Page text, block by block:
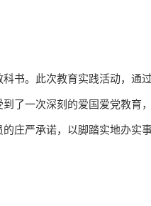
科书。此次教育实践活动，通
了一次深刻的爱国爱党教育
庄严承诺，以脚踏实地办实